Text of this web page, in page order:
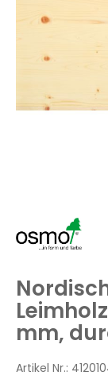
Anfang
springen
mm,
Artikel Nr.: